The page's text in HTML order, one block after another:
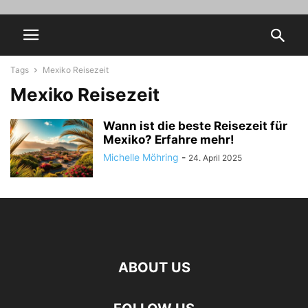
Tags Mexiko Reisezeit
Mexiko Reisezeit
Wann ist die beste Reisezeit für
Mexiko? Erfahre mehr!
Michelle Möhring - 24. April 2025
ABOUT US